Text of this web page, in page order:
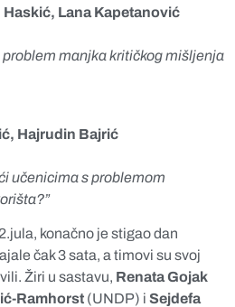
Lana Kapetanović
manjka kritičkog mišljenja
Hajrudin Bajrić
učenicima s problemom
konačno je stigao dan
čak 3 sata, a timovi su svoj
Žiri u sastavu, Renata Gojak
Ramhorst (UNDP) i Sejdefa